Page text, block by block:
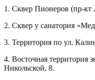
1. Сквер Пионеров (пр-кт
2. Сквер у санатория
3. Территория по ул.
4. Восточная территория
Никольской, 8.